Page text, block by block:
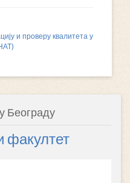
и проверу квалитета у
Београду
факултет